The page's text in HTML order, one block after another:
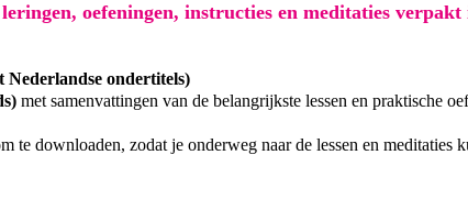
oefeningen, instructies en meditaties verpakt
Nederlandse ondertitels)
met samenvattingen van de belangrijkste lessen en praktische
te downloaden, zodat je onderweg naar de lessen en meditaties